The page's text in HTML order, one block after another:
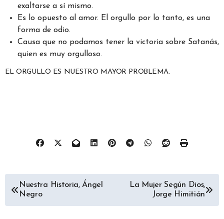
exaltarse a sí mismo.
Es lo opuesto al amor. El orgullo por lo tanto, es una
forma de odio.
Causa que no podamos tener la victoria sobre Satanás,
quien es muy orgulloso.
EL ORGULLO ES NUESTRO MAYOR PROBLEMA.
Navegación
de
Nuestra Historia, Ángel
Negro
La Mujer Según Dios,
Jorge Himitián